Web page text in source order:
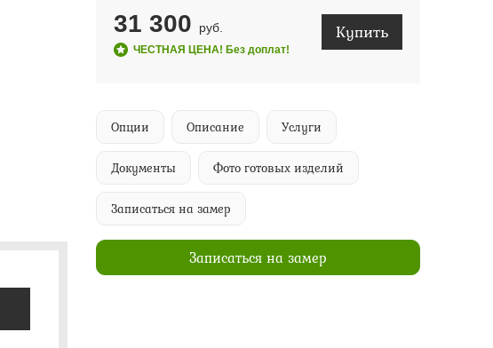
31 300 руб.
ЧЕСТНАЯ ЦЕНА! Без доплат!
Купить
Опции Описание Услуги
Документы Фото готовых изделий
Записаться на замер
Записаться на замер